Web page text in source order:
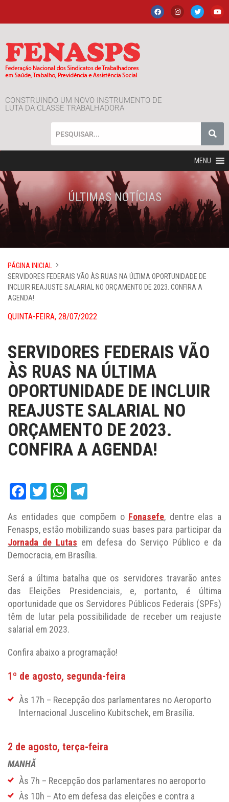
CONSTRUINDO UM NOVO INSTRUMENTO DE
LUTA DA CLASSE TRABALHADORA
MENU
ÚLTIMAS NOTÍCIAS
PÁGINA INICIAL
SERVIDORES FEDERAIS VÃO ÀS RUAS NA ÚLTIMA OPORTUNIDADE DE
INCLUIR REAJUSTE SALARIAL NO ORÇAMENTO DE 2023. CONFIRA A
AGENDA!
QUINTA-FEIRA, 28/07/2022
SERVIDORES FEDERAIS VÃO
ÀS RUAS NA ÚLTIMA
OPORTUNIDADE DE INCLUIR
REAJUSTE SALARIAL NO
ORÇAMENTO DE 2023.
CONFIRA A AGENDA!
Facebook
TwitterWhatsApp
As entidades que compõem o Fonasefe, dentre elas a
Fenasps, estão mobilizando suas bases para participar da
Jornada de Lutas em defesa do Serviço Público e da
Democracia, em Brasília.
Será a última batalha que os servidores travarão antes
das Eleições Presidenciais, e, portanto, é última
oportunidade que os Servidores Públicos Federais (SPFs)
têm de lutar pela possibilidade de receber um reajuste
salarial em 2023.
Confira abaixo a programação!
1º de agosto, segunda-feira
Às 17h – Recepção dos parlamentares no Aeroporto
Internacional Juscelino Kubitschek, em Brasília.
2 de agosto, terça-feira
MANHÃ
Às 7h – Recepção dos parlamentares no aeroporto
Às 10h – Ato em defesa das eleições e contra a